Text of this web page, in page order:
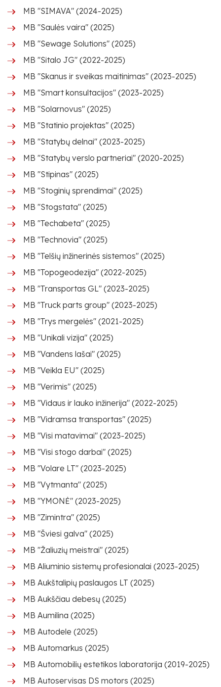
MB "SIMAVA" (2024-2025)
MB "Saulės vaira" (2025)
MB "Sewage Solutions" (2025)
MB "Sitalo JG" (2022-2025)
MB "Skanus ir sveikas maitinimas" (2023-2025)
MB "Smart konsultacijos" (2023-2025)
MB "Solarnovus" (2025)
MB "Statinio projektas" (2025)
MB "Statybų delnai" (2023-2025)
MB "Statybų verslo partneriai" (2020-2025)
MB "Stipinas" (2025)
MB "Stoginių sprendimai" (2025)
MB "Stogstata" (2025)
MB "Techabeta" (2025)
MB "Technovia" (2025)
MB "Telšių inžinerinės sistemos" (2025)
MB "Topogeodezija" (2022-2025)
MB "Transportas GL" (2023-2025)
MB "Truck parts group" (2023-2025)
MB "Trys mergelės" (2021-2025)
MB "Unikali vizija" (2025)
MB "Vandens lašai" (2025)
MB "Veikla EU" (2025)
MB "Verimis" (2025)
MB "Vidaus ir lauko inžinerija" (2022-2025)
MB "Vidramsa transportas" (2025)
MB "Visi matavimai" (2023-2025)
MB "Visi stogo darbai" (2025)
MB "Volare LT" (2023-2025)
MB "Vytmanta" (2025)
MB "YMONĖ" (2023-2025)
MB "Zimintra" (2025)
MB "Šviesi galva" (2025)
MB "Žaliuzių meistrai" (2025)
MB Aliuminio sistemų profesionalai (2023-2025)
MB Aukštalipių paslaugos LT (2025)
MB Aukščiau debesų (2025)
MB Aumilina (2025)
MB Autodele (2025)
MB Automarkus (2025)
MB Automobilių estetikos laboratorija (2019-2025)
MB Autoservisas DS motors (2025)